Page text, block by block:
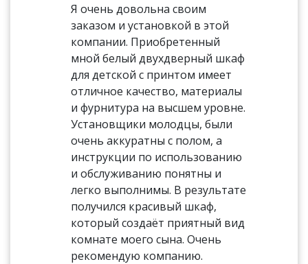
Я очень довольна своим
заказом и установкой в этой
компании. Приобретенный
мной белый двухдверный шкаф
для детской с принтом имеет
отличное качество, материалы
и фурнитура на высшем уровне.
Установщики молодцы, были
очень аккуратны с полом, а
инструкции по использованию
и обслуживанию понятны и
легко выполнимы. В результате
получился красивый шкаф,
который создаёт приятный вид
комнате моего сына. Очень
рекомендую компанию.